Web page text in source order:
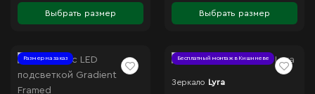
Выбрать размер Выбрать размер
Размер на заказ Бесплатный монтаж в Кишиневе
Зеркало Lyra